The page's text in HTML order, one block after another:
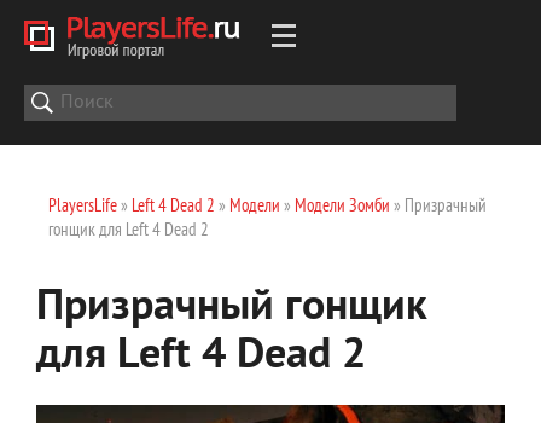
PlayersLife» Left 4 Dead 2 » Модели » Модели Зомби » Призрачный
гонщик для Left 4 Dead 2
Призрачный гонщик
для Left 4 Dead 2